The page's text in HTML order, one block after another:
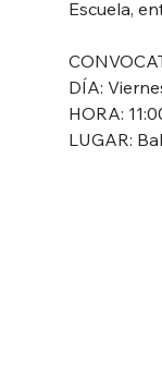
Escuela,
DÍA:
HORA:
LUGAR: